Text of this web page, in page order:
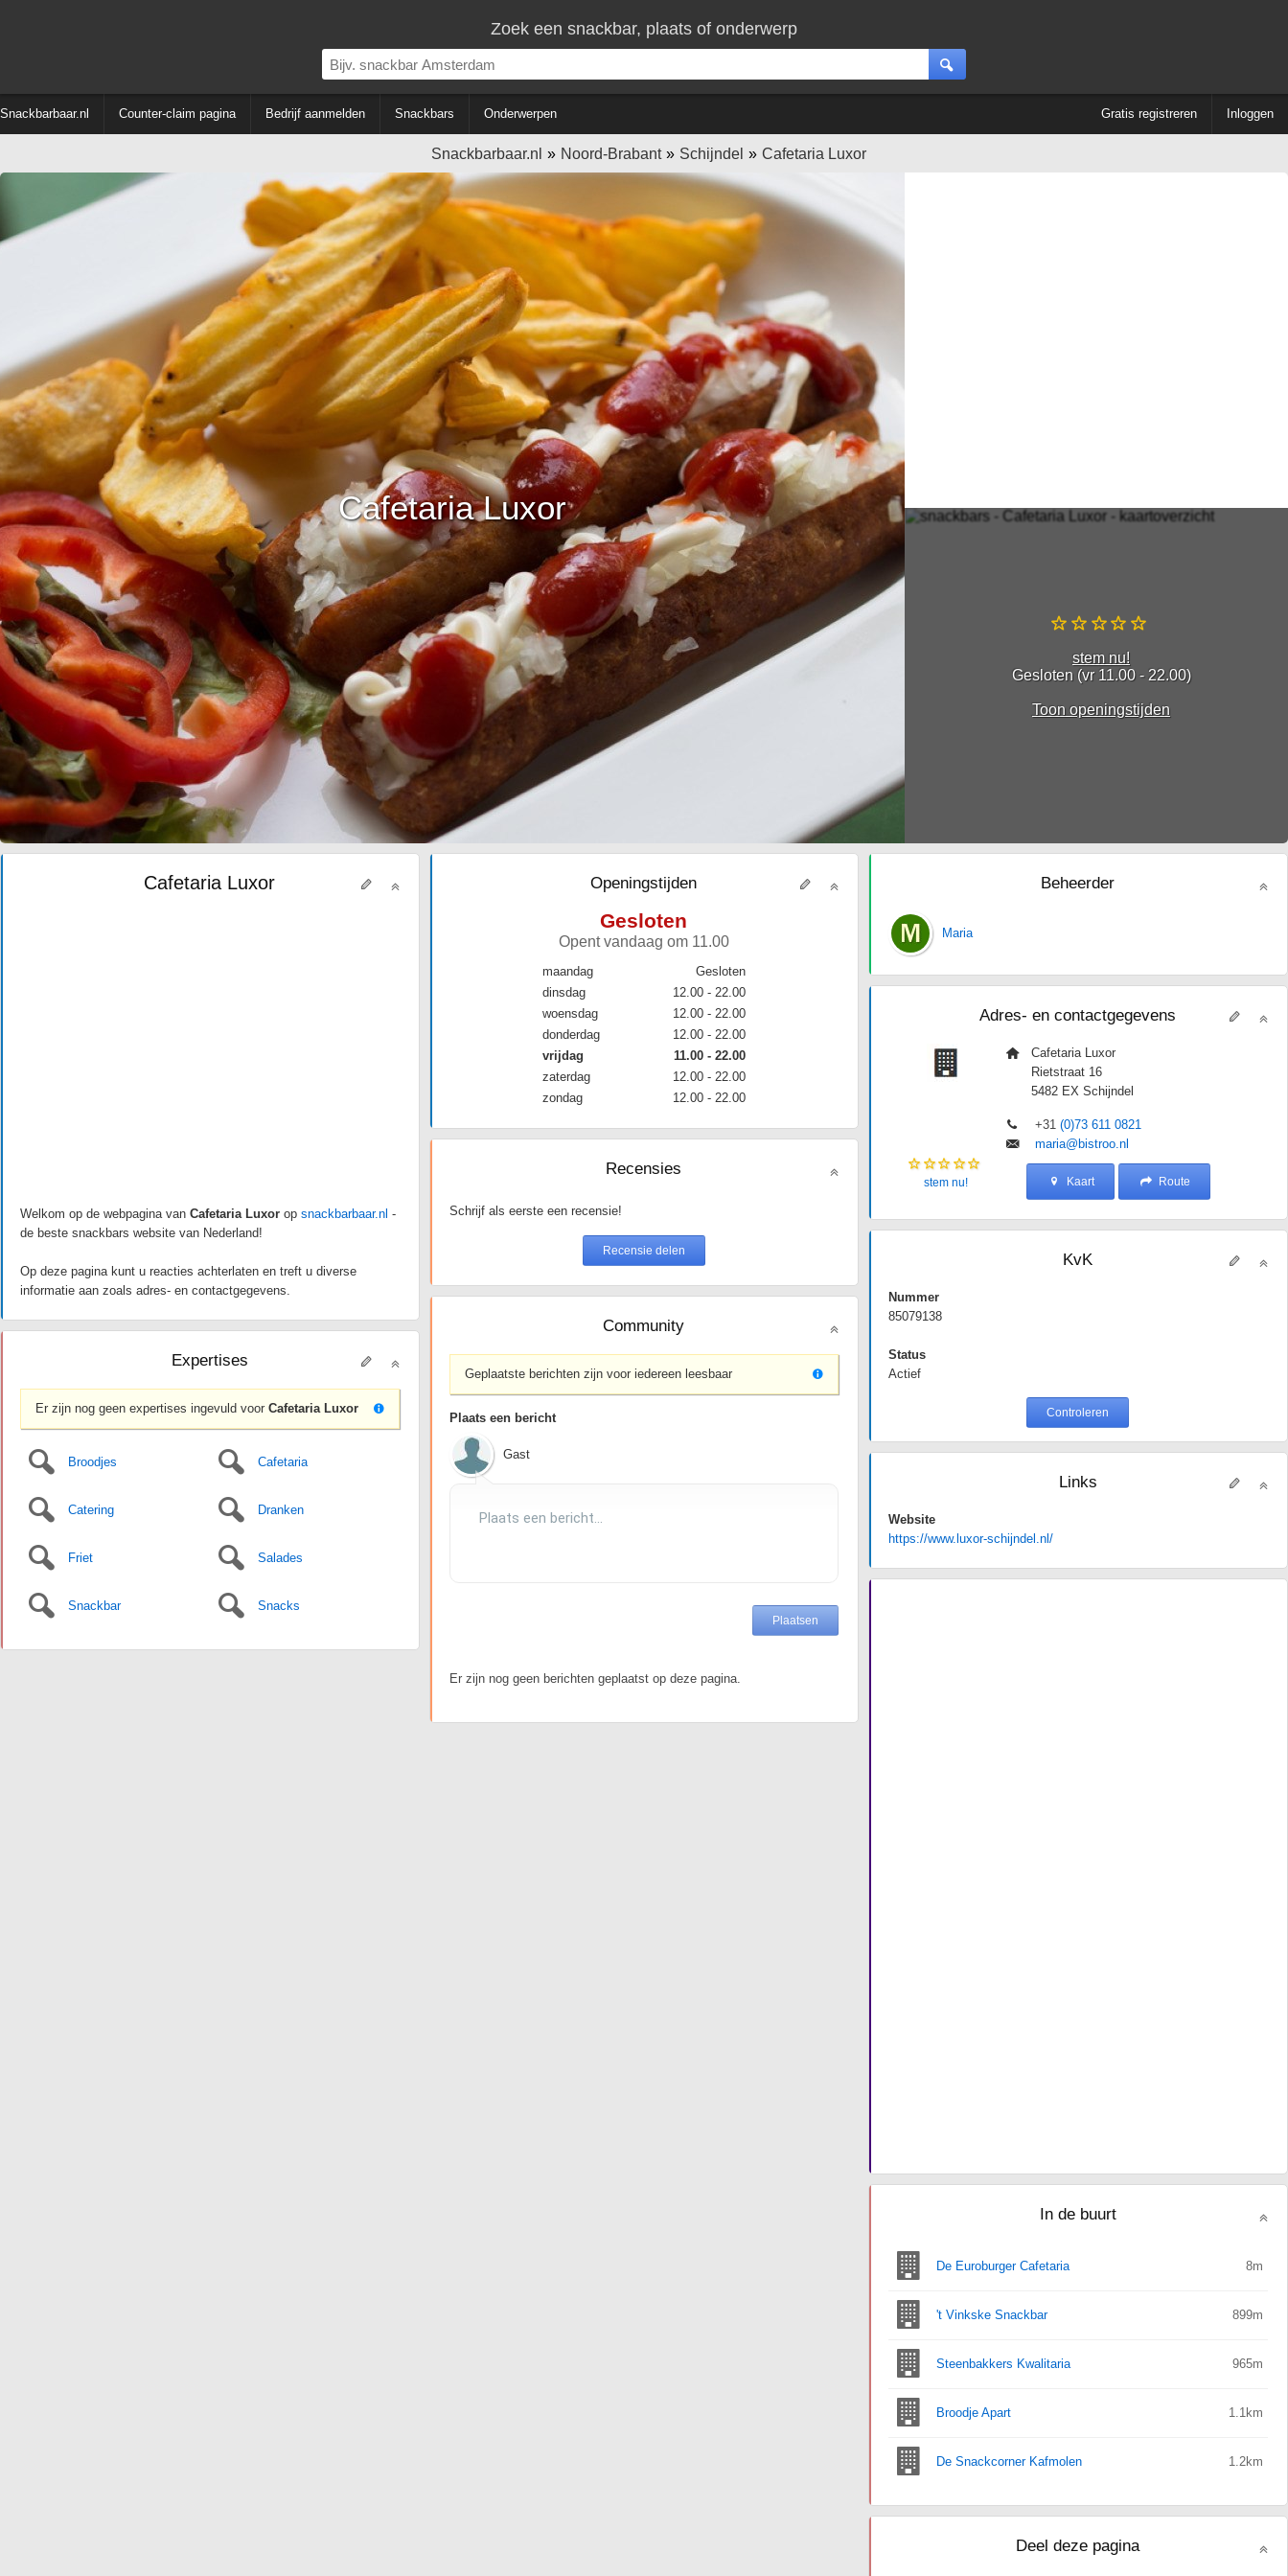
Zoek een snackbar, plaats of onderwerp
Snackbarbaar.nl Counter-claim pagina Bedrijf aanmelden Snackbars Onderwerpen Gratis registreren Inloggen
Snackbarbaar.nl Noord-Brabant Schijndel Cafetaria Luxor
Cafetaria Luxor
stem nu!
Gesloten (vr 11.00 - 22.00)
Toon openingstijden
Cafetaria Luxor
Welkom op de webpagina van Cafetaria Luxor op snackbarbaar.nl -
de beste snackbars website van Nederland!
Op deze pagina kunt u reacties achterlaten en treft u diverse
informatie aan zoals adres- en contactgegevens.
Expertises
Er zijn nog geen expertises ingevuld voor Cafetaria Luxor
Broodjes Cafetaria
Catering Dranken
Friet Salades
Snackbar Snacks
Openingstijden
Gesloten
Opent vandaag om 11.00
maandag
Gesloten
dinsdag
12.00 - 22.00
woensdag
12.00 - 22.00
donderdag
12.00 - 22.00
vrijdag
11.00 - 22.00
zaterdag
12.00 - 22.00
zondag
12.00 - 22.00
Recensies
Schrijf als eerste een recensie!
Community
Geplaatste berichten zijn voor iedereen leesbaar
Plaats een bericht
Gast
Er zijn nog geen berichten geplaatst op deze pagina.
Beheerder
Maria
Adres- en contactgegevens
Cafetaria Luxor
Rietstraat 16
5482 EX Schijndel
+31(0)73 611 0821
maria@bistroo.nl
stem nu! Kaart Route
KvK
Nummer
85079138
Status
Actief
Controleren
Links
Website
https://www.luxor-schijndel.nl/
In de buurt
De Euroburger Cafetaria 8m
't Vinkske Snackbar 899m
Steenbakkers Kwalitaria 965m
Broodje Apart 1.1km
De Snackcorner Kafmolen 1.2km
Deel deze pagina